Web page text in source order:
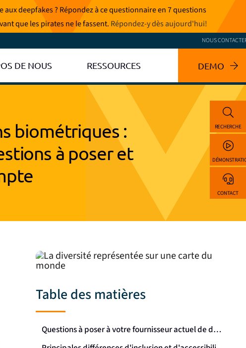
deepfakes ? Répondez à ce questionnaire en 7 questions
que les pirates ne le fassent. Répondez-y dès aujourd'hui!
NOUS
DE NOUS RESSOURCES DEMO
biométriques :
à poser et
Table des matières
Questions à poser à votre fournisseur actuel de données biométriques
RECHERCHE
CONTACT